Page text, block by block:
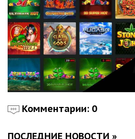
Комментарии: 0
ПОСЛЕДНИЕ НОВОСТИ »